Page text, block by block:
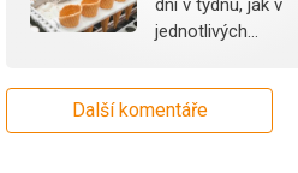
dní v týdnu, jak v
jednotlivých…
Další komentáře